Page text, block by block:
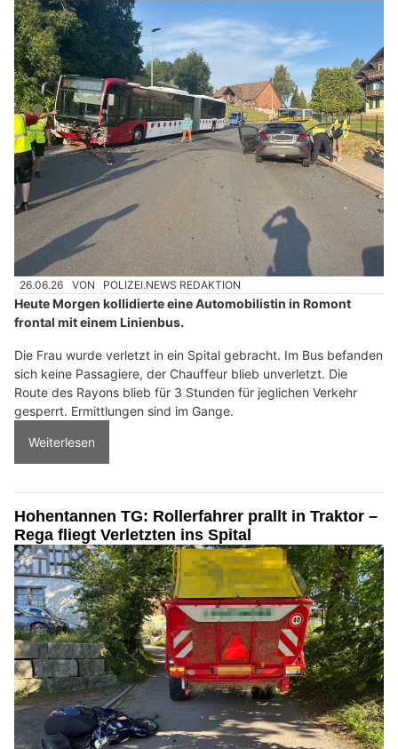
26.06.26 VON POLIZEI.NEWS REDAKTION
Heute Morgen kollidierte eine Automobilistin in Romont
frontal mit einem Linienbus.
Die Frau wurde verletzt in ein Spital gebracht. Im Bus befanden
sich keine Passagiere, der Chauffeur blieb unverletzt. Die
Route des Rayons blieb für 3 Stunden für jeglichen Verkehr
gesperrt. Ermittlungen sind im Gange.
Weiterlesen
Hohentannen TG: Rollerfahrer prallt in Traktor –
Rega fliegt Verletzten ins Spital